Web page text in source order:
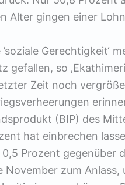
Alter gingen einer
Gerechtigkeit‘
gefallen, so
Zeit noch
(BIP) des
hat einbrechen
Prozent gegenüber
November zum